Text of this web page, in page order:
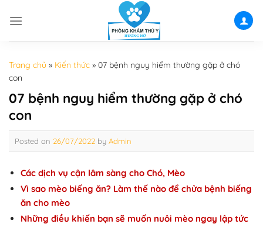
Trang chủ » Kiến thức » 07 bệnh nguy hiểm thường gặp ở chó
con
07 bệnh nguy hiểm thường gặp ở chó
con
Posted on 26/07/2022 by Admin
Các dịch vụ cận lâm sàng cho Chó, Mèo
Vì sao mèo biếng ăn? Làm thế nào để chửa bệnh biếng
ăn cho mèo
Những điều khiến bạn sẽ muốn nuôi mèo ngay lập tức